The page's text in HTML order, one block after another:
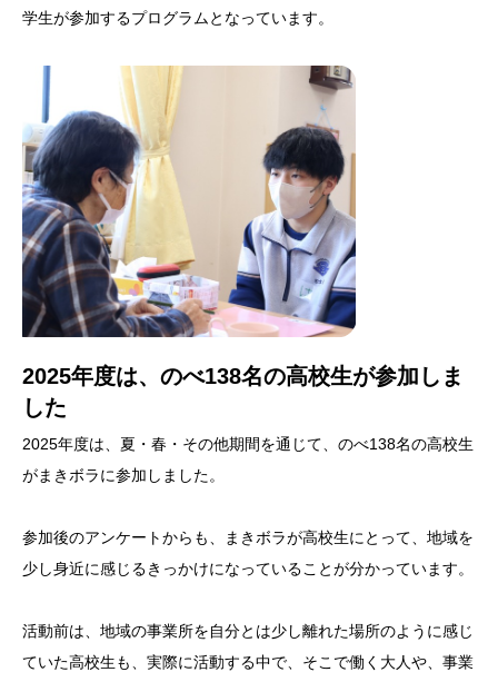
学生が参加するプログラムとなっています。
2025年度は、のべ138名の高校生が参加しま
した
2025年度は、夏・春・その他期間を通じて、のべ138名の高校生
がまきボラに参加しました。
参加後のアンケートからも、まきボラが高校生にとって、地域を
少し身近に感じるきっかけになっていることが分かっています。
活動前は、地域の事業所を自分とは少し離れた場所のように感じ
ていた高校生も、実際に活動する中で、そこで働く大人や、事業